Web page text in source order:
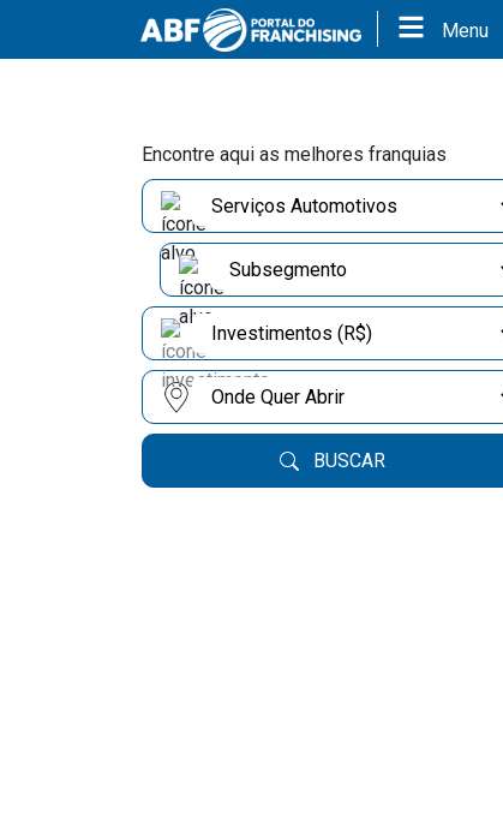
Menu
Encontre aqui as melhores franquias
BUSCAR